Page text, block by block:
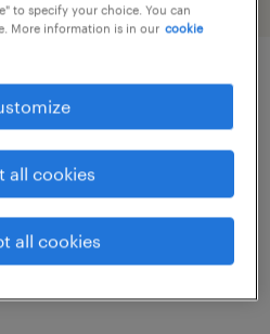
to specify your choice. You can
More information is in our cookie
all cookies
all cookies